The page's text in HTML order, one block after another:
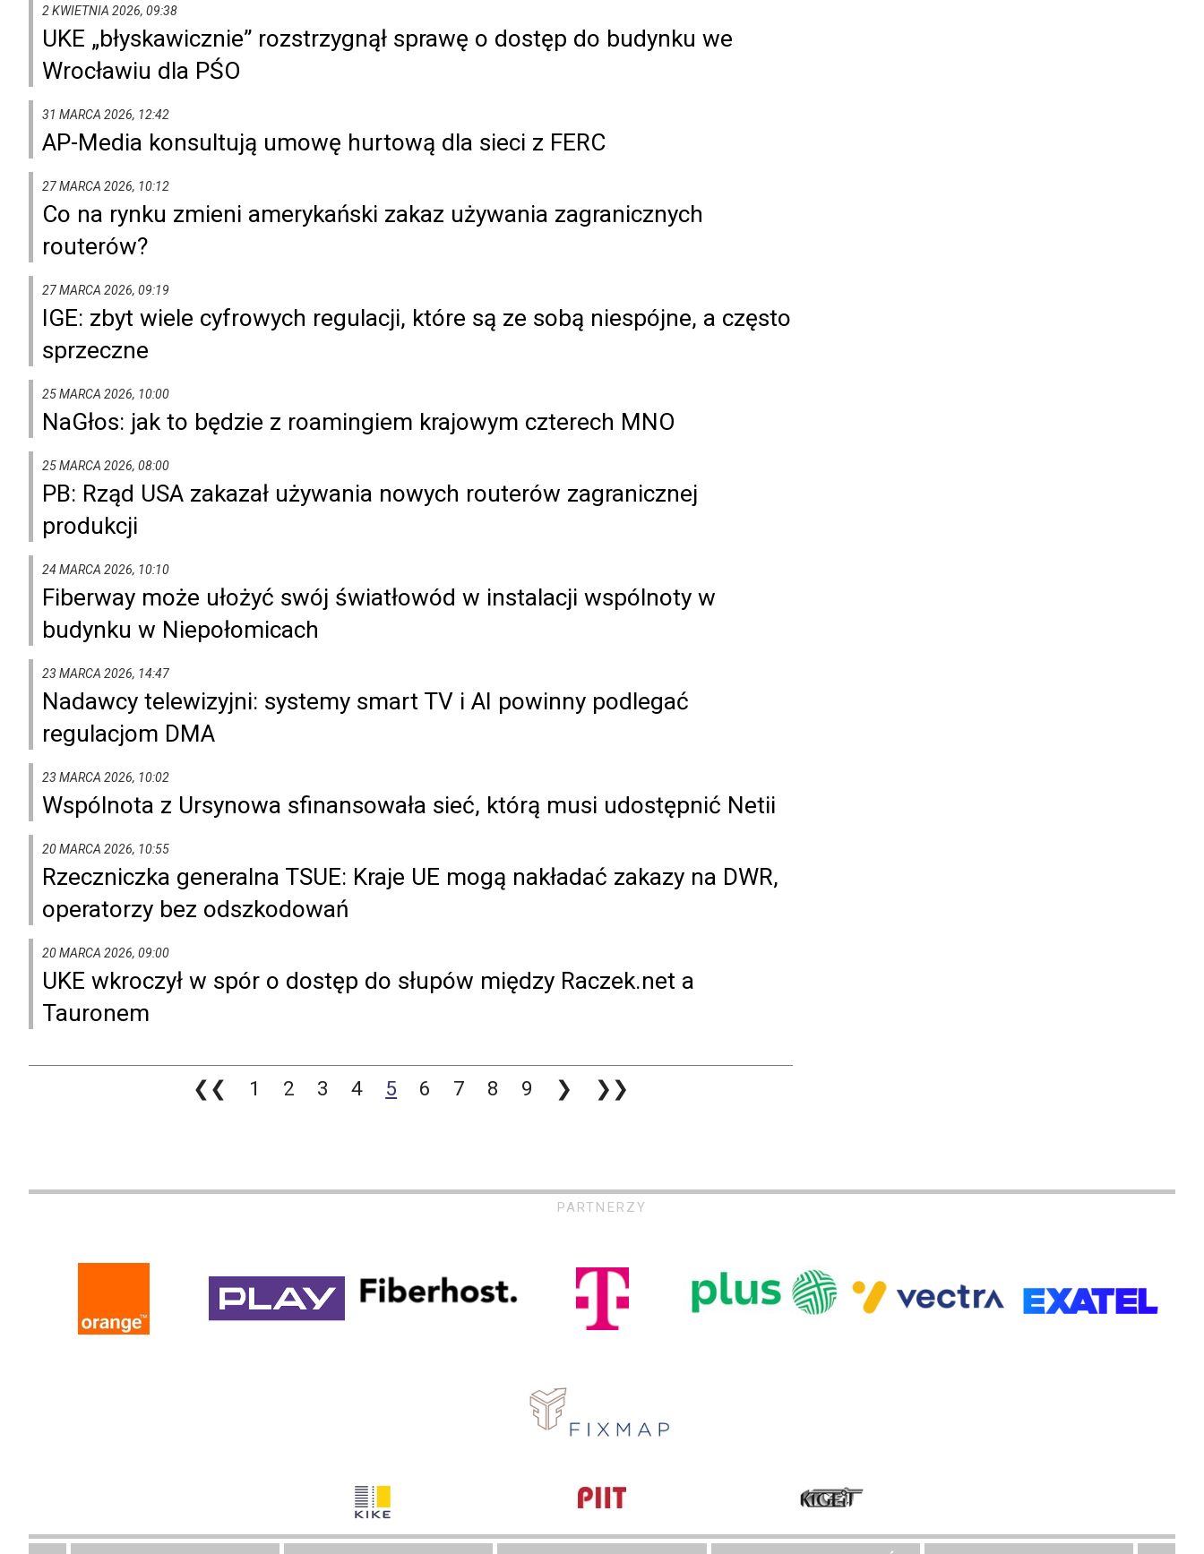
2 KWIETNIA 2026, 09:38
UKE „błyskawicznie” rozstrzygnął sprawę o dostęp do budynku we
Wrocławiu dla PŚO
31 MARCA 2026, 12:42
AP-Media konsultują umowę hurtową dla sieci z FERC
27 MARCA 2026, 10:12
Co na rynku zmieni amerykański zakaz używania zagranicznych
routerów?
27 MARCA 2026, 09:19
IGE: zbyt wiele cyfrowych regulacji, które są ze sobą niespójne, a często
sprzeczne
25 MARCA 2026, 10:00
NaGłos: jak to będzie z roamingiem krajowym czterech MNO
25 MARCA 2026, 08:00
PB: Rząd USA zakazał używania nowych routerów zagranicznej
produkcji
24 MARCA 2026, 10:10
Fiberway może ułożyć swój światłowód w instalacji wspólnoty w
budynku w Niepołomicach
23 MARCA 2026, 14:47
Nadawcy telewizyjni: systemy smart TV i AI powinny podlegać
regulacjom DMA
23 MARCA 2026, 10:02
Wspólnota z Ursynowa sfinansowała sieć, którą musi udostępnić Netii
20 MARCA 2026, 10:55
Rzeczniczka generalna TSUE: Kraje UE mogą nakładać zakazy na DWR,
operatorzy bez odszkodowań
20 MARCA 2026, 09:00
UKE wkroczył w spór o dostęp do słupów między Raczek.net a
Tauronem
❮❮ 1 2 3 4 5 6 7 8 9 ❯ ❯❯
PARTNERZY